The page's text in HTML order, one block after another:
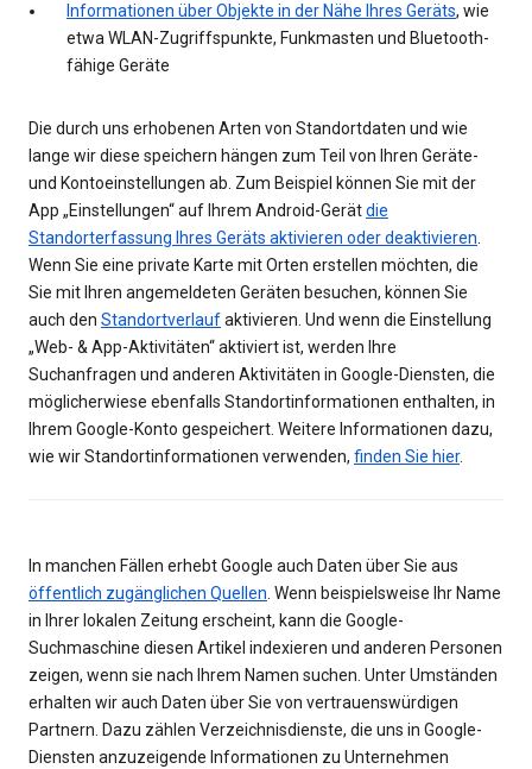
Informationen über Objekte in der Nähe Ihres Geräts, wie
etwa WLAN-Zugriffspunkte, Funkmasten und Bluetooth-
fähige Geräte
Die durch uns erhobenen Arten von Standortdaten und wie
lange wir diese speichern hängen zum Teil von Ihren Geräte-
und Kontoeinstellungen ab. Zum Beispiel können Sie mit der
App „Einstellungen“ auf Ihrem Android-Gerätdie
Standorterfassung Ihres Geräts aktivieren oder deaktivieren.
Wenn Sie eine private Karte mit Orten erstellen möchten, die
Sie mit Ihren angemeldeten Geräten besuchen, können Sie
auch den Standortverlaufaktivieren. Und wenn die Einstellung
„Web- & App-Aktivitäten“ aktiviert ist, werden Ihre
Suchanfragen und anderen Aktivitäten in Google-Diensten, die
möglicherwiese ebenfalls Standortinformationen enthalten, in
Ihrem Google-Konto gespeichert. Weitere Informationen dazu,
wie wir Standortinformationen verwenden, finden Sie hier.
In manchen Fällen erhebt Google auch Daten über Sie aus
öffentlich zugänglichen Quellen. Wenn beispielsweise Ihr Name
in Ihrer lokalen Zeitung erscheint, kann die Google-
Suchmaschine diesen Artikel indexieren und anderen Personen
zeigen, wenn sie nach Ihrem Namen suchen. Unter Umständen
erhalten wir auch Daten über Sie von vertrauenswürdigen
Partnern. Dazu zählen Verzeichnisdienste, die uns in Google-
Diensten anzuzeigende Informationen zu Unternehmen